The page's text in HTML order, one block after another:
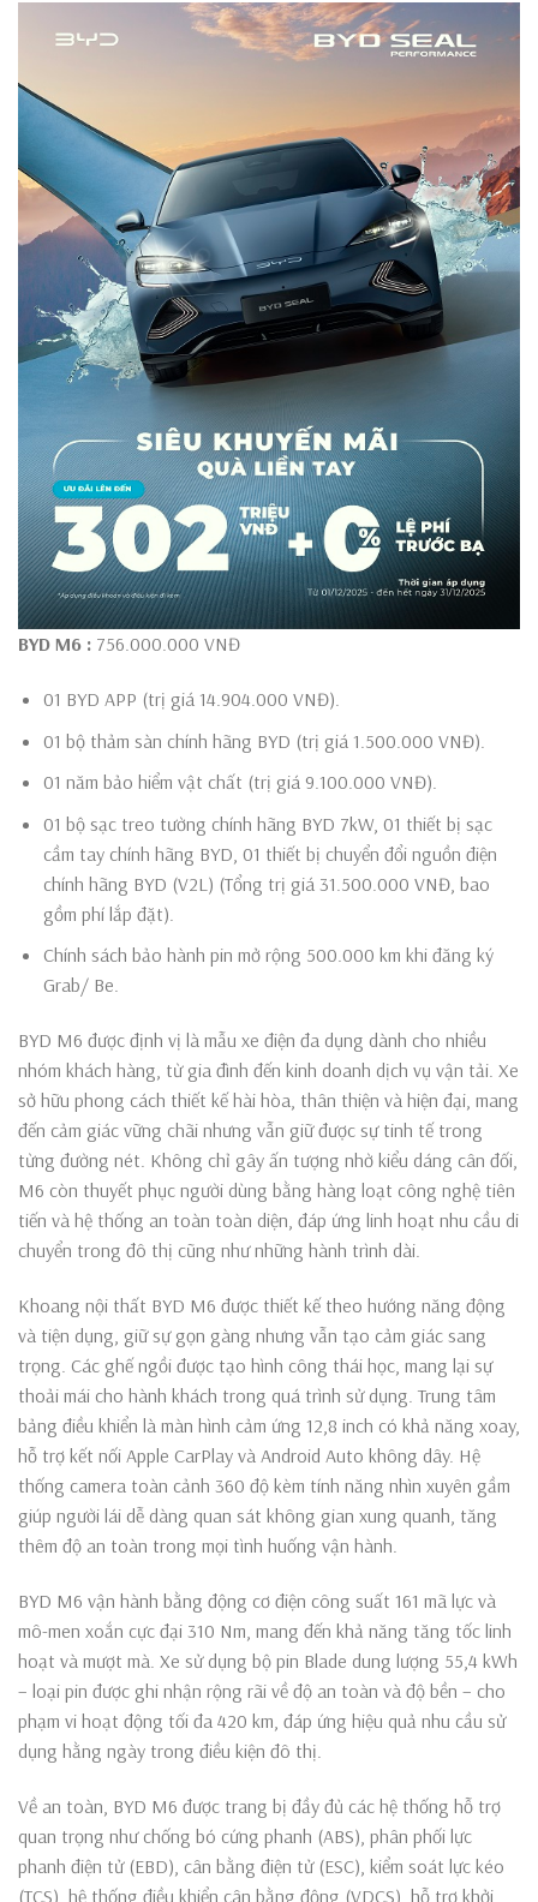
BYD M6 : 756.000.000 VNĐ
01 BYD APP (trị giá 14.904.000 VNĐ).
01 bộ thảm sàn chính hãng BYD (trị giá 1.500.000 VNĐ).
01 năm bảo hiểm vật chất (trị giá 9.100.000 VNĐ).
01 bộ sạc treo tường chính hãng BYD 7kW, 01 thiết bị sạc
cầm tay chính hãng BYD, 01 thiết bị chuyển đổi nguồn điện
chính hãng BYD (V2L) (Tổng trị giá 31.500.000 VNĐ, bao
gồm phí lắp đặt).
Chính sách bảo hành pin mở rộng 500.000 km khi đăng ký
Grab/ Be.
BYD M6 được định vị là mẫu xe điện đa dụng dành cho nhiều
nhóm khách hàng, từ gia đình đến kinh doanh dịch vụ vận tải. Xe
sở hữu phong cách thiết kế hài hòa, thân thiện và hiện đại, mang
đến cảm giác vững chãi nhưng vẫn giữ được sự tinh tế trong
từng đường nét. Không chỉ gây ấn tượng nhờ kiểu dáng cân đối,
M6 còn thuyết phục người dùng bằng hàng loạt công nghệ tiên
tiến và hệ thống an toàn toàn diện, đáp ứng linh hoạt nhu cầu di
chuyển trong đô thị cũng như những hành trình dài.
Khoang nội thất BYD M6 được thiết kế theo hướng năng động
và tiện dụng, giữ sự gọn gàng nhưng vẫn tạo cảm giác sang
trọng. Các ghế ngồi được tạo hình công thái học, mang lại sự
thoải mái cho hành khách trong quá trình sử dụng. Trung tâm
bảng điều khiển là màn hình cảm ứng 12,8 inch có khả năng xoay,
hỗ trợ kết nối Apple CarPlay và Android Auto không dây. Hệ
thống camera toàn cảnh 360 độ kèm tính năng nhìn xuyên gầm
giúp người lái dễ dàng quan sát không gian xung quanh, tăng
thêm độ an toàn trong mọi tình huống vận hành.
BYD M6 vận hành bằng động cơ điện công suất 161 mã lực và
mô-men xoắn cực đại 310 Nm, mang đến khả năng tăng tốc linh
hoạt và mượt mà. Xe sử dụng bộ pin Blade dung lượng 55,4 kWh
– loại pin được ghi nhận rộng rãi về độ an toàn và độ bền – cho
phạm vi hoạt động tối đa 420 km, đáp ứng hiệu quả nhu cầu sử
dụng hằng ngày trong điều kiện đô thị.
Về an toàn, BYD M6 được trang bị đầy đủ các hệ thống hỗ trợ
quan trọng như chống bó cứng phanh (ABS), phân phối lực
phanh điện tử (EBD), cân bằng điện tử (ESC), kiểm soát lực kéo
(TCS), hệ thống điều khiển cân bằng động (VDCS), hỗ trợ khởi